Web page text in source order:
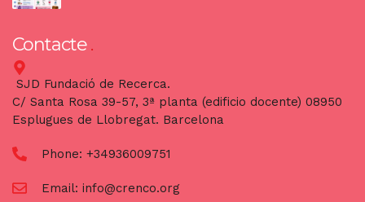
Contacte
SJD Fundació de Recerca.
C/ Santa Rosa 39-57, 3ª planta (edificio docente) 08950
Esplugues de Llobregat. Barcelona
Phone: +34936009751
Email: info@crenco.org